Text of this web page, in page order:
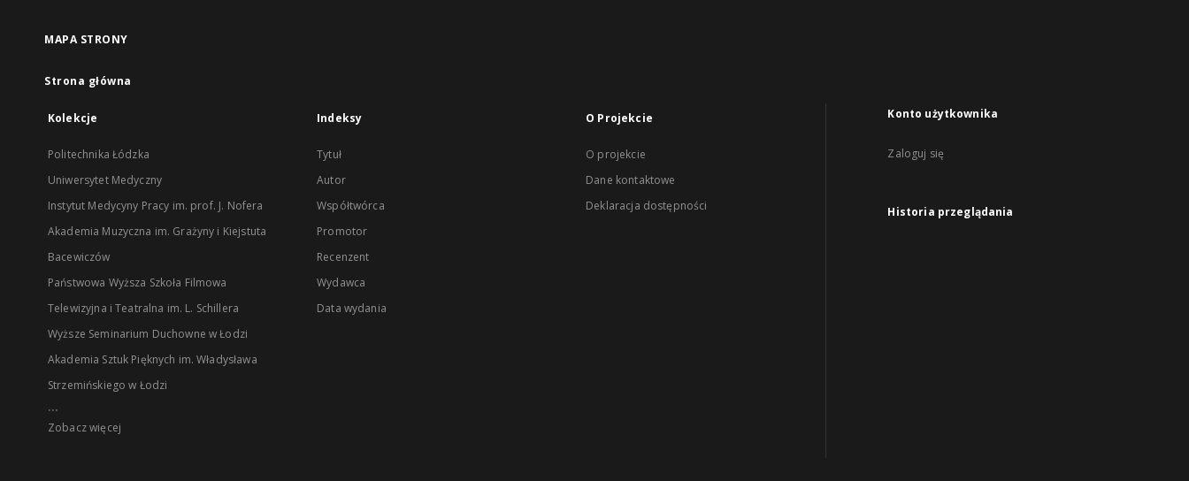
MAPA STRONY
Strona główna
Kolekcje
Politechnika Łódzka
Uniwersytet Medyczny
Instytut Medycyny Pracy im. prof. J. Nofera
Akademia Muzyczna im. Grażyny i Kiejstuta
Bacewiczów
Państwowa Wyższa Szkoła Filmowa
Telewizyjna i Teatralna im. L. Schillera
Wyższe Seminarium Duchowne w Łodzi
Akademia Sztuk Pięknych im. Władysława
Strzemińskiego w Łodzi
...
Zobacz więcej
Indeksy
Tytuł
Autor
Współtwórca
Promotor
Recenzent
Wydawca
Data wydania
O Projekcie
O projekcie
Dane kontaktowe
Deklaracja dostępności
Konto użytkownika
Zaloguj się
Historia przeglądania